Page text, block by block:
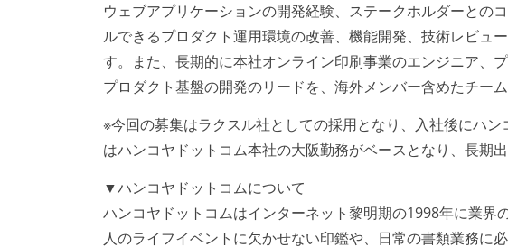
ウェブアプリケーションの開発経験、ステークホルダーとの
ルできるプロダクト運用環境の改善、機能開発、技術レビュ
す。また、長期的に本社オンライン印刷事業のエンジニア、
プロダクト基盤の開発のリードを、海外メンバー含めたチー
※今回の募集はラクスル社としての採用となり、入社後にハ
はハンコヤドットコム本社の大阪勤務がベースとなり、長期
▼ハンコヤドットコムについて
ハンコヤドットコムはインターネット黎明期の1998年に業
人のライフイベントに欠かせない印鑑や、日常の書類業務に